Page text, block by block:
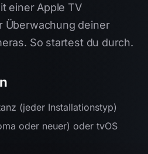
einer Apple TV
Überwachung deiner
So startest du durch.
(jeder Installationstyp)
oder neuer) oder tvOS